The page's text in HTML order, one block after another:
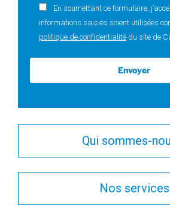
En soumettant ce formulaire,
informations saisies soient utilisées
politique de confidentialité du site de
Qui sommes-
Nos services